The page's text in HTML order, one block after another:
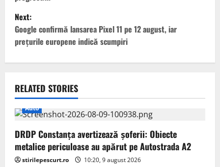
t
n
a
v
i
g
a
Next:
Google confirmă lansarea Pixel 11 pe 12 august, iar
prețurile europene indică scumpiri
RELATED STORIES
Auto
DRDP Constanța avertizează șoferii: Obiecte
metalice periculoase au apărut pe Autostrada A2
stirilepescurt.ro 10:20, 9 august 2026